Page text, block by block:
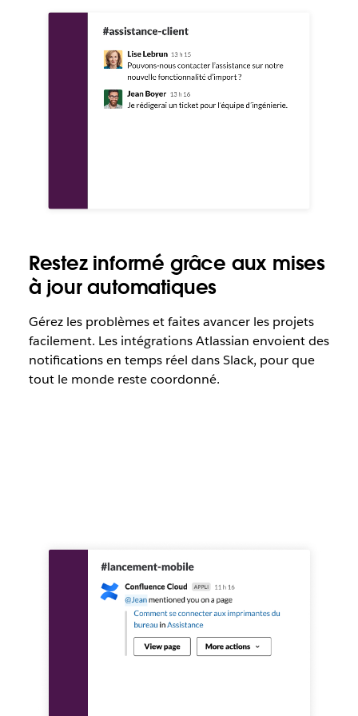
Restez informé grâce aux mises
à jour automatiques
Gérez les problèmes et faites avancer les projets
facilement. Les intégrations Atlassian envoient des
notifications en temps réel dans Slack, pour que
tout le monde reste coordonné.